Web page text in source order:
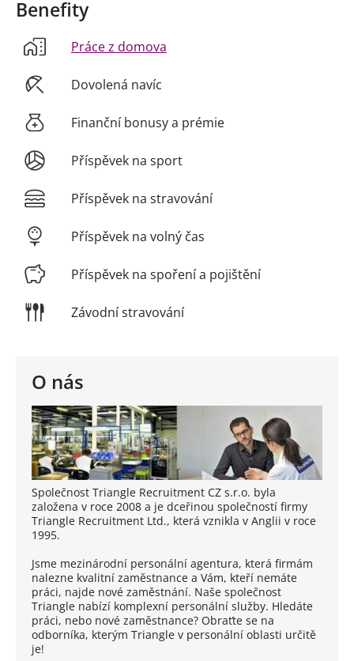
O nás
Společnost Triangle Recruitment CZ s.r.o. byla
založena v roce 2008 a je dceřinou společností firmy
Triangle Recruitment Ltd., která vznikla v Anglii v roce
1995.
Jsme mezinárodní personální agentura, která firmám
nalezne kvalitní zaměstnance a Vám, kteří nemáte
práci, najde nové zaměstnání. Naše společnost
Triangle nabízí komplexní personální služby. Hledáte
práci, nebo nové zaměstnance? Obraťte se na
odborníka, kterým Triangle v personální oblasti určitě
je!
Benefity
Práce z domova
Dovolená navíc
Finanční bonusy a prémie
Příspěvek na sport
Příspěvek na stravování
Příspěvek na volný čas
Příspěvek na spoření a pojištění
Závodní stravování